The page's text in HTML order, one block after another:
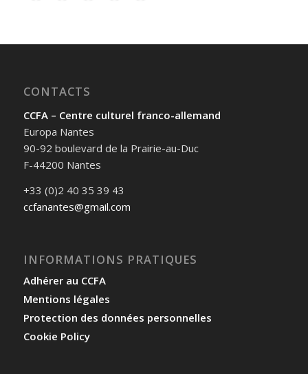
CONTACTS
CCFA – Centre culturel franco-allemand
Europa Nantes
90-92 boulevard de la Prairie-au-Duc
F-44200 Nantes
+33 (0)2 40 35 39 43
ccfanantes@gmail.com
INFORMATIONS PRATIQUES
Adhérer au CCFA
Mentions légales
Protection des données personnelles
Cookie Policy